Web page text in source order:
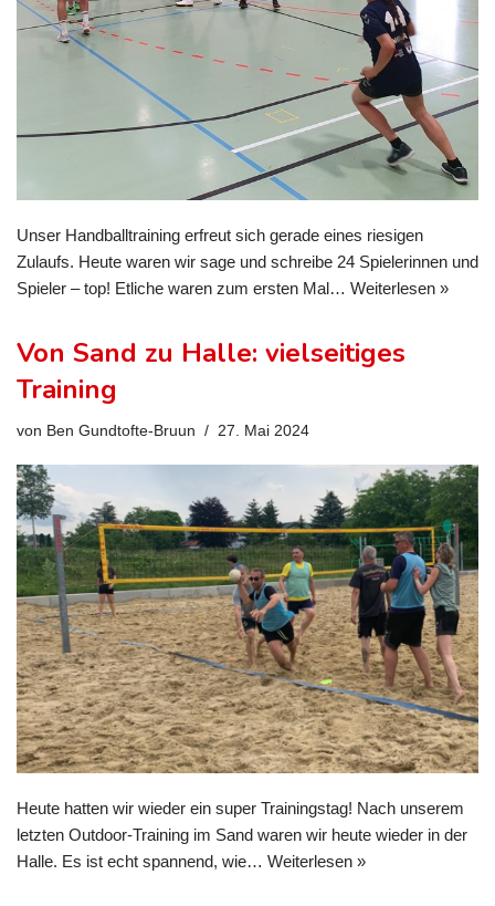
Unser Handballtraining erfreut sich gerade eines riesigen
Zulaufs. Heute waren wir sage und schreibe 24 Spielerinnen und
Spieler – top! Etliche waren zum ersten Mal… Weiterlesen »
Von Sand zu Halle: vielseitiges
Training
von Ben Gundtofte-Bruun 27. Mai 2024
Heute hatten wir wieder ein super Trainingstag! Nach unserem
letzten Outdoor-Training im Sand waren wir heute wieder in der
Halle. Es ist echt spannend, wie… Weiterlesen »